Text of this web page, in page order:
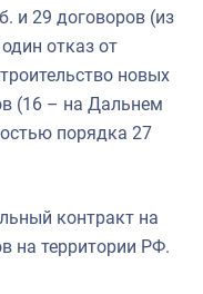
и 29 договоров (из
отказ от
новых
(16 – на Дальнем
порядка 27
контракт на
на территории РФ.